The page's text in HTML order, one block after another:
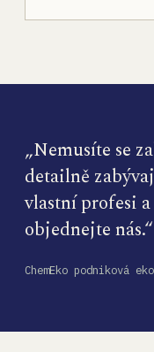
„Nemusíte se
detailně
vlastní profesi
objednejte nás.“
ChemEko podniková